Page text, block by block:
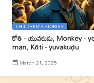
CHILDREN'S STORIES
కోతి - యువకుడు, Monkey -
man, Kōti - yuvakuḍu
March 21, 2025